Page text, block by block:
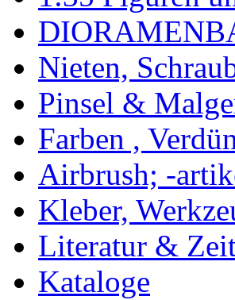
Nieten,
Pinsel &
Farben ,
Airbrush; -
Kleber,
Literatur &
Kataloge